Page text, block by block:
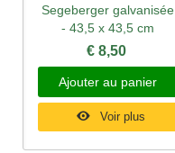
Segeberger galvanisée
- 43,5 x 43,5 cm
€ 8,50
Ajouter au panier
Voir plus